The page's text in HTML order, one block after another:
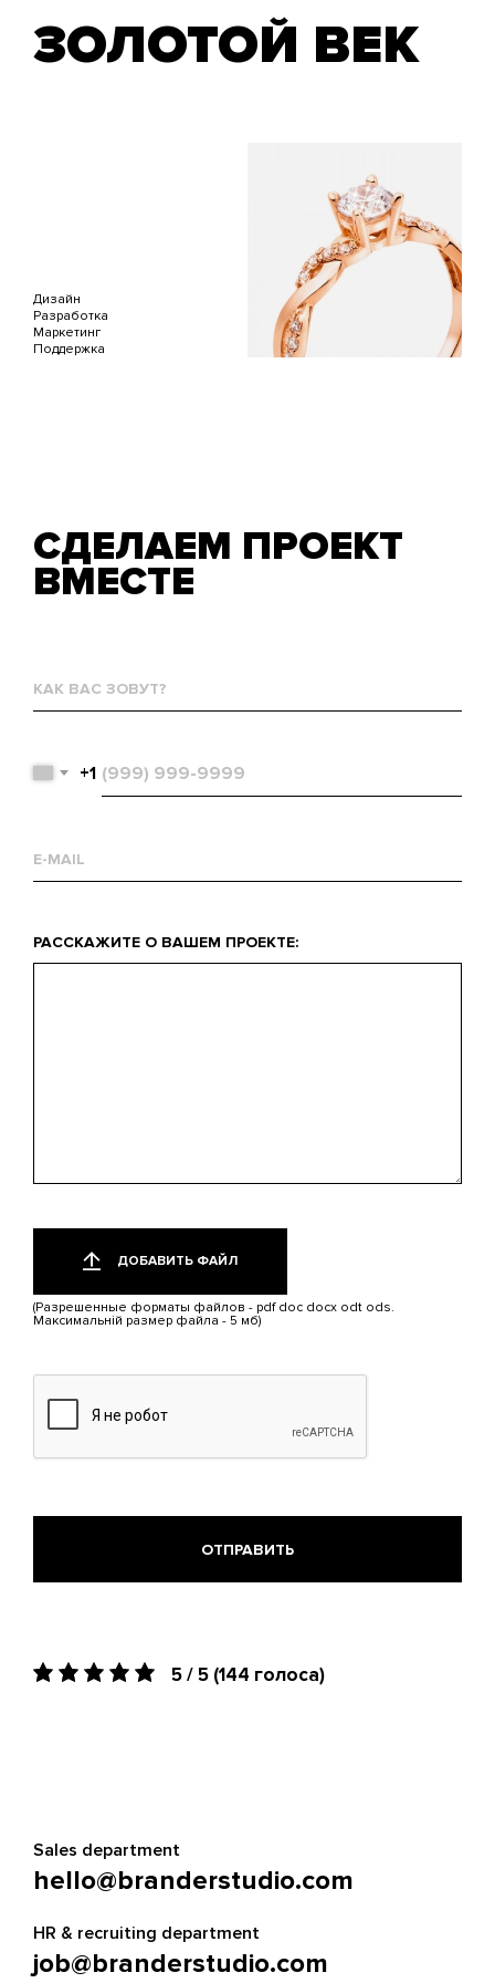
ЗОЛОТОЙ ВЕК
Дизайн
Разработка
Маркетинг
Поддержка
СДЕЛАЕМ ПРОЕКТ
ВМЕСТЕ
вас
Телефон
+1
Что
РАССКАЖИТЕ О ВАШЕМ ПРОЕКТЕ:
Добавить
ДОБАВИТЬ ФАЙЛ
(Разрешенные форматы файлов - pdf doc docx odt ods.
Максимальній размер файла - 5 мб)
Только
5
МБ.
doc,
ods.
5 / 5 (144 голоса)
Sales department
hello@branderstudio.com
HR & recruiting department
job@branderstudio.com